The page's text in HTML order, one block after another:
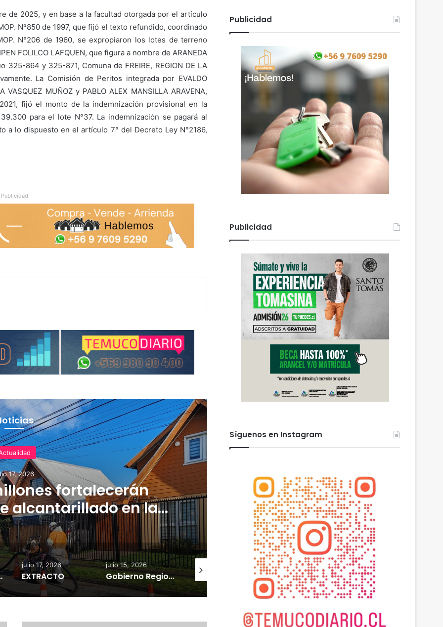
de 2025, y en base a la facultad otorgada por el artículo
Nº850 de 1997, que fijó el texto refundido, coordinado
N°206 de 1960, se expropiaron los lotes de terreno
FOLILCO LAFQUEN, que figura a nombre de ARANEDA
325-864 y 325-871, Comuna de FREIRE, REGION DE LA
La Comisión de Peritos integrada por EVALDO
VASQUEZ MUÑOZ y PABLO ALEX MANSILLA ARAVENA,
fijó el monto de la indemnización provisional en la
para el lote N°37. La indemnización se pagará al
a lo dispuesto en el artículo 7° del Decreto Ley N°2186,
Publicidad
17, 2026
fortalecerán
alcantarillado en la
Ministerio de
monitoreo en zonas
agrícola ante avance
ante avance del sistema frontal
julio 17, 2026
EXTRACTO
julio 15, 2026
Gobierno Regional de la Araucanía traspasará más de $5 mil millones a Sercotec para fortalecer emprendimientos femeninos
julio 18, 2026
EXTRACTO
julio 17, 2026
Más de $3 mil millones fortalecerán infraestructura de alcantarillado en la región
julio 17, 2026
Publicidad
Publicidad
Síguenos en Instagram